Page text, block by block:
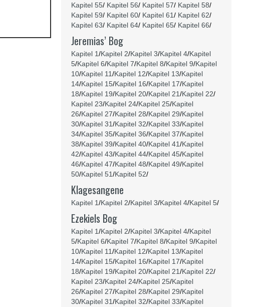
Kapitel 55/ Kapitel 56/ Kapitel 57/ Kapitel 58/
Kapitel 59/ Kapitel 60/ Kapitel 61/ Kapitel 62/
Kapitel 63/ Kapitel 64/ Kapitel 65/ Kapitel 66/
Jeremias’ Bog
Kapitel 1/Kapitel 2/Kapitel 3/Kapitel 4/Kapitel
5/Kapitel 6/Kapitel 7/Kapitel 8/Kapitel 9/Kapitel
10/Kapitel 11/Kapitel 12/Kapitel 13/Kapitel
14/Kapitel 15/Kapitel 16/Kapitel 17/Kapitel
18/Kapitel 19/Kapitel 20/Kapitel 21/Kapitel 22/
Kapitel 23/Kapitel 24/Kapitel 25/Kapitel
26/Kapitel 27/Kapitel 28/Kapitel 29/Kapitel
30/Kapitel 31/Kapitel 32/Kapitel 33/Kapitel
34/Kapitel 35/Kapitel 36/Kapitel 37/Kapitel
38/Kapitel 39/Kapitel 40/Kapitel 41/Kapitel
42/Kapitel 43/Kapitel 44/Kapitel 45/Kapitel
46/Kapitel 47/Kapitel 48/Kapitel 49/Kapitel
50/Kapitel 51/Kapitel 52/
Klagesangene
Kapitel 1/Kapitel 2/Kapitel 3/Kapitel 4/Kapitel 5/
Ezekiels Bog
Kapitel 1/Kapitel 2/Kapitel 3/Kapitel 4/Kapitel
5/Kapitel 6/Kapitel 7/Kapitel 8/Kapitel 9/Kapitel
10/Kapitel 11/Kapitel 12/Kapitel 13/Kapitel
14/Kapitel 15/Kapitel 16/Kapitel 17/Kapitel
18/Kapitel 19/Kapitel 20/Kapitel 21/Kapitel 22/
Kapitel 23/Kapitel 24/Kapitel 25/Kapitel
26/Kapitel 27/Kapitel 28/Kapitel 29/Kapitel
30/Kapitel 31/Kapitel 32/Kapitel 33/Kapitel